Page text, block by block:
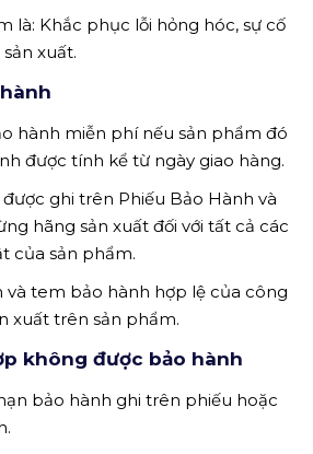
là: Khắc phục lỗi hỏng hóc, sự cố
xuất.
hành miễn phí nếu sản phẩm đó
được tính kể từ ngày giao hàng.
ghi trên Phiếu Bảo Hành và
hãng sản xuất đối với tất cả các
của sản phẩm.
và tem bảo hành hợp lệ của công
xuất trên sản phẩm.
không được bảo hành
bảo hành ghi trên phiếu hoặc